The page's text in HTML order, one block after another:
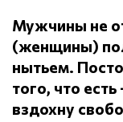
Мужчины не
(женщины)
нытьем.
того, что
вздохну